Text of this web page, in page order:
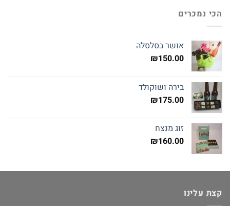
הכי נמכרים
אושר בסלסלה
₪150.00
בירה ושוקולד
₪175.00
זוג מנצח
₪160.00
קצת עלינו